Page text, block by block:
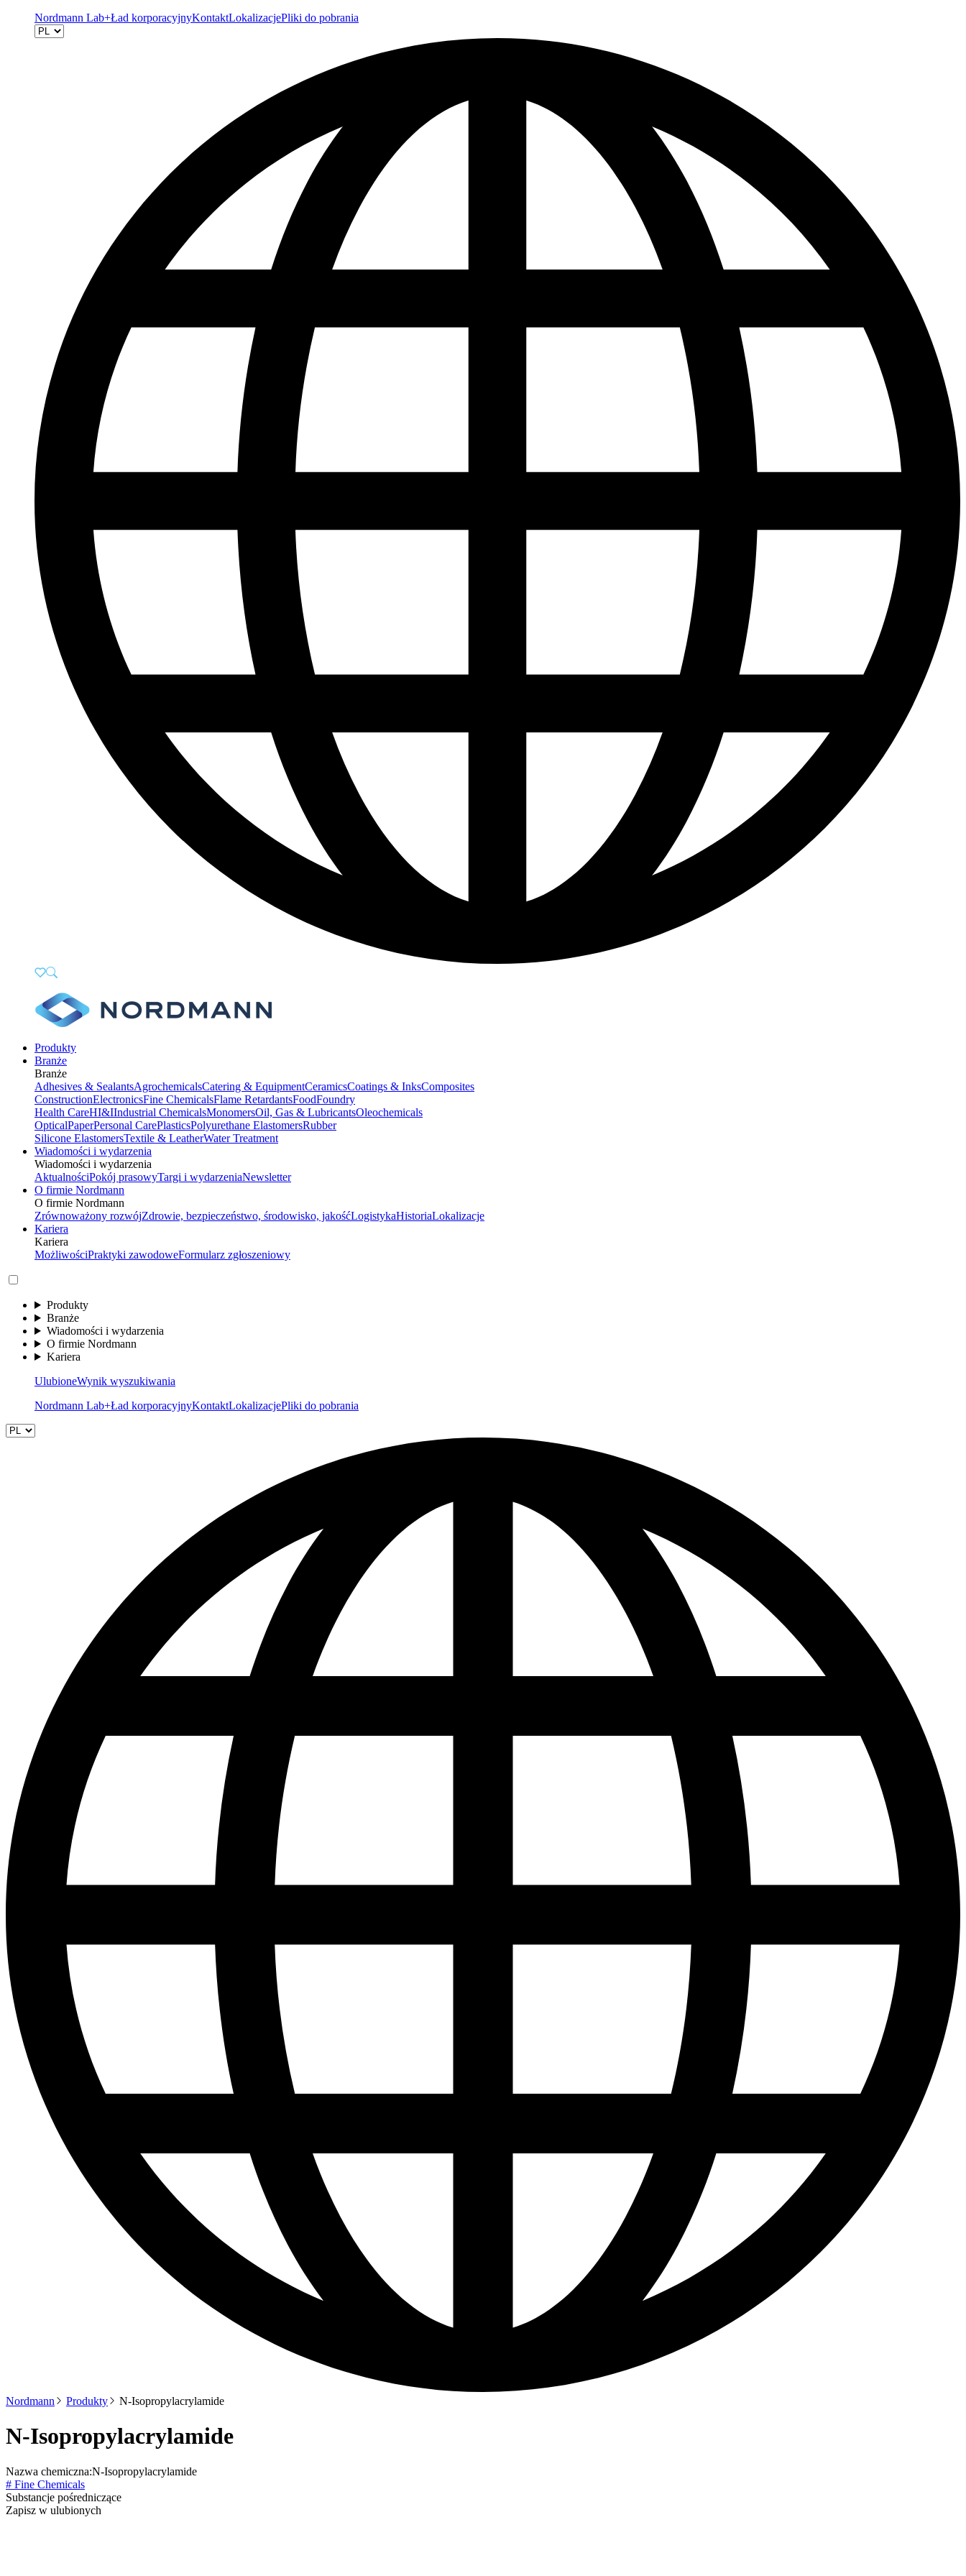
Nordmann Lab+Ład korporacyjnyKontaktLokalizacjePliki do pobrania
Produkty
Branże
Branże
Adhesives & SealantsAgrochemicalsCatering & EquipmentCeramicsCoatings & InksComposites
ConstructionElectronicsFine ChemicalsFlame RetardantsFoodFoundry
Health CareHI&IIndustrial ChemicalsMonomersOil, Gas & LubricantsOleochemicals
OpticalPaperPersonal CarePlasticsPolyurethane ElastomersRubber
Silicone ElastomersTextile & LeatherWater Treatment
Wiadomości i wydarzenia
Wiadomości i wydarzenia
AktualnościPokój prasowyTargi i wydarzeniaNewsletter
O firmie Nordmann
O firmie Nordmann
Zrównoważony rozwójZdrowie, bezpieczeństwo, środowisko, jakośćLogistykaHistoriaLokalizacje
Kariera
Kariera
MożliwościPraktyki zawodoweFormularz zgłoszeniowy
Produkty
Branże
Wiadomości i wydarzenia
O firmie Nordmann
Kariera
UlubioneWynik wyszukiwania
Nordmann Lab+Ład korporacyjnyKontaktLokalizacjePliki do pobrania
Nordmann Produkty N-Isopropylacrylamide
N-Isopropylacrylamide
Nazwa chemiczna:N-Isopropylacrylamide
# Fine Chemicals
Substancje pośredniczące
Zapisz w ulubionych